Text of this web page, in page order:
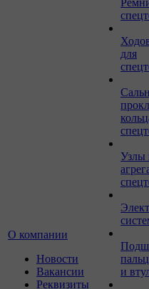
О компании
Новости
Вакансии
Реквизиты
для
Узлы
и